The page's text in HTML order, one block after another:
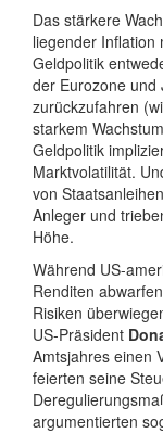
Das stärkere
liegender Inflation
Geldpolitik
der Eurozone und
zurückzufahren
starkem
Geldpolitik
Marktvolatilität.
von
Anleger und
Höhe.
Während US-
Renditen
Risiken
US-Präsident
Amtsjahres einen
feierten seine
argumentierten